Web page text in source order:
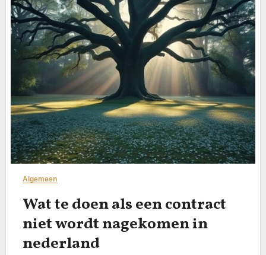
Algemeen
Wat te doen als een contract
niet wordt nagekomen in
nederland